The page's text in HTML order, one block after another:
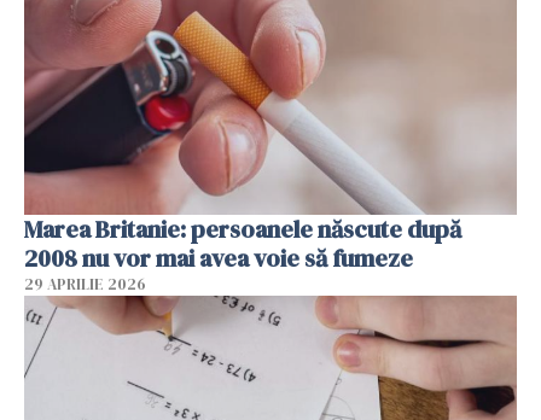
Marea Britanie: persoanele născute după
2008 nu vor mai avea voie să fumeze
29 APRILIE 2026